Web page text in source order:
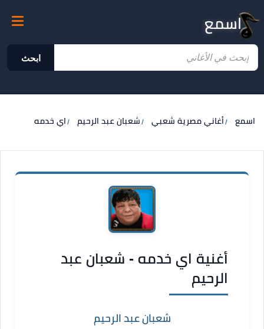
اسمع
ابحث
اسمع أغاني مصرية شعبي شعبان عبد الرحيم اي خدمه
أغنية اي خدمه - شعبان عبد
الرحيم
شعبان عبد الرحيم